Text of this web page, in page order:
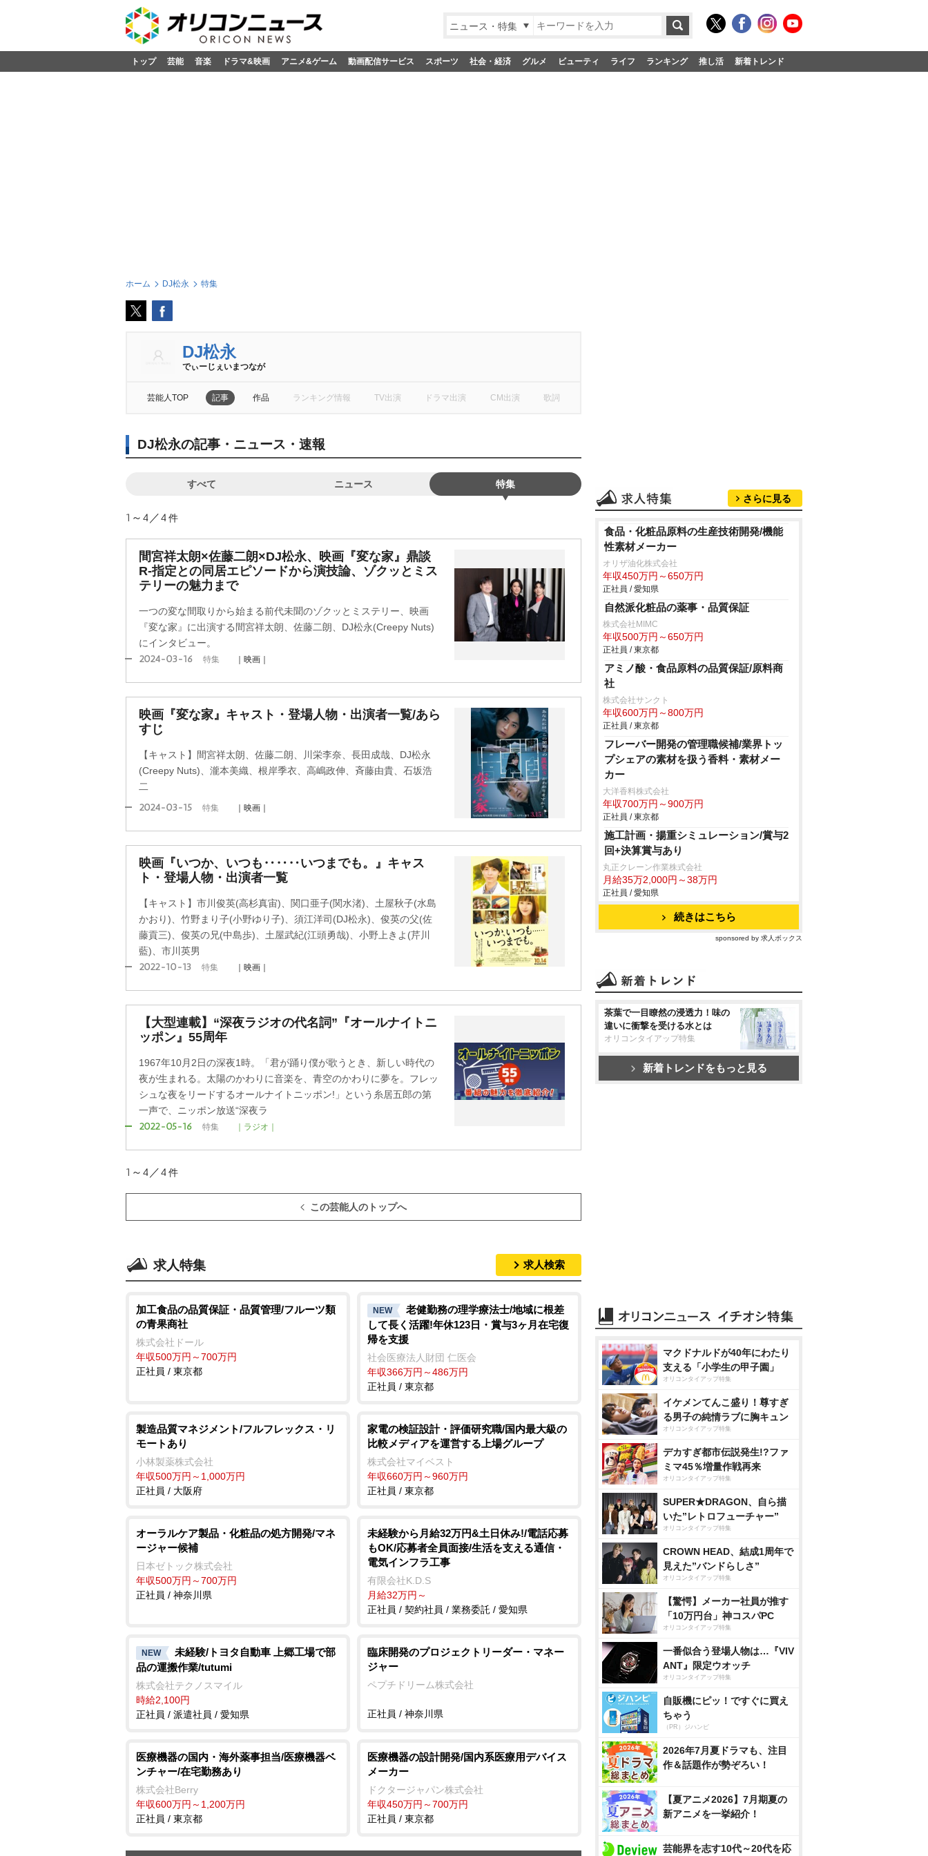
ニュース・特集
トップ 芸能 音楽 ドラマ&映画 アニメ&ゲーム 動画配信サービス スポーツ 社会・経済 グルメ ビューティ ライフ ランキング 推し活 新着トレンド
ホーム DJ松永 特集
DJ松永
でぃーじぇいまつなが
芸能人TOP 記事 作品 ランキング情報 TV出演 ドラマ出演 CM出演 歌詞
DJ松永の記事・ニュース・速報
すべて ニュース 特集
1～4／4件
間宮祥太朗×佐藤二朗×DJ松永、映画『変な家』鼎談
R-指定との同居エピソードから演技論、ゾクッとミス
テリーの魅力まで
一つの変な間取りから始まる前代未聞のゾクッとミステリー、映画
『変な家』に出演する間宮祥太朗、佐藤二朗、DJ松永(Creepy Nuts)
にインタビュー。
2024-03-16 特集 ｜映画｜
映画『変な家』キャスト・登場人物・出演者一覧/あら
すじ
【キャスト】間宮祥太朗、佐藤二朗、川栄李奈、長田成哉、DJ松永
(Creepy Nuts)、瀧本美織、根岸季衣、高嶋政伸、斉藤由貴、石坂浩
二
2024-03-15 特集 ｜映画｜
映画『いつか、いつも‥‥‥いつまでも。』キャス
ト・登場人物・出演者一覧
【キャスト】市川俊英(高杉真宙)、関口亜子(関水渚)、土屋秋子(水島
かおり)、竹野まり子(小野ゆり子)、須江洋司(DJ松永)、俊英の父(佐
藤貢三)、俊英の兄(中島歩)、土屋武紀(江頭勇哉)、小野上きよ(芹川
藍)、市川英男
2022-10-13 特集 ｜映画｜
【大型連載】“深夜ラジオの代名詞”『オールナイトニ
ッポン』55周年
1967年10月2日の深夜1時。「君が踊り僕が歌うとき、新しい時代の
夜が生まれる。太陽のかわりに音楽を、青空のかわりに夢を。フレッ
シュな夜をリードするオールナイトニッポン!」という糸居五郎の第
一声で、ニッポン放送“深夜ラ
2022-05-16 特集 ｜ラジオ｜
1～4／4件
この芸能人のトップへ
求人特集 求人検索
加工食品の品質保証・品質管理/フルーツ類
の青果商社
株式会社ドール
年収500万円～700万円
正社員 / 東京都
NEW
老健勤務の理学療法士/地域に根差
して長く活躍!年休123日・賞与3ヶ月在宅復
帰を支援
社会医療法人財団 仁医会
年収366万円～486万円
正社員 / 東京都
製造品質マネジメント/フルフレックス・リ
モートあり
小林製薬株式会社
年収500万円～1,000万円
正社員 / 大阪府
家電の検証設計・評価研究職/国内最大級の
比較メディアを運営する上場グループ
株式会社マイベスト
年収660万円～960万円
正社員 / 東京都
オーラルケア製品・化粧品の処方開発/マネ
ージャー候補
日本ゼトック株式会社
年収500万円～700万円
正社員 / 神奈川県
未経験から月給32万円&土日休み!/電話応募
もOK/応募者全員面接/生活を支える通信・
電気インフラ工事
有限会社K.D.S
月給32万円～
正社員 / 契約社員 / 業務委託 / 愛知県
NEW
未経験/トヨタ自動車 上郷工場で部
品の運搬作業/tutumi
株式会社テクノスマイル
時給2,100円
正社員 / 派遣社員 / 愛知県
臨床開発のプロジェクトリーダー・マネー
ジャー
ペプチドリーム株式会社
正社員 / 神奈川県
医療機器の国内・海外薬事担当/医療機器ベ
ンチャー/在宅勤務あり
株式会社Berry
年収600万円～1,200万円
正社員 / 東京都
医療機器の設計開発/国内系医療用デバイス
メーカー
ドクタージャパン株式会社
年収450万円～700万円
正社員 / 東京都
さらに見る
食品・化粧品原料の生産技術開発/機能
性素材メーカー
オリザ油化株式会社
年収450万円～650万円
正社員 / 愛知県
自然派化粧品の薬事・品質保証
株式会社MIMC
年収500万円～650万円
正社員 / 東京都
アミノ酸・食品原料の品質保証/原料商
社
株式会社サンクト
年収600万円～800万円
正社員 / 東京都
フレーバー開発の管理職候補/業界トッ
プシェアの素材を扱う香料・素材メー
カー
大洋香料株式会社
年収700万円～900万円
正社員 / 東京都
施工計画・揚重シミュレーション/賞与2
回+決算賞与あり
丸正クレーン作業株式会社
月給35万2,000円～38万円
正社員 / 愛知県
続きはこちら
sponsored by 求人ボックス
茶葉で一目瞭然の浸透力！味の
違いに衝撃を受ける水とは
オリコンタイアップ特集
新着トレンドをもっと見る
マクドナルドが40年にわたり
支える「小学生の甲子園」
オリコンタイアップ特集
イケメンてんこ盛り！尊すぎ
る男子の純情ラブに胸キュン
オリコンタイアップ特集
デカすぎ都市伝説発生!?ファ
ミマ45％増量作戦再来
オリコンタイアップ特集
SUPER★DRAGON、自ら描
いた”レトロフューチャー”
オリコンタイアップ特集
CROWN HEAD、結成1周年で
見えた”バンドらしさ”
オリコンタイアップ特集
【驚愕】メーカー社員が推す
「10万円台」神コスパPC
オリコンタイアップ特集
一番似合う登場人物は…『VIV
ANT』限定ウオッチ
オリコンタイアップ特集
自販機にピッ！ですぐに買え
ちゃう
（PR）ジハンピ
2026年7月夏ドラマも、注目
作＆話題作が勢ぞろい！
【夏アニメ2026】7月期夏の
新アニメを一挙紹介！
芸能界を志す10代～20代を応